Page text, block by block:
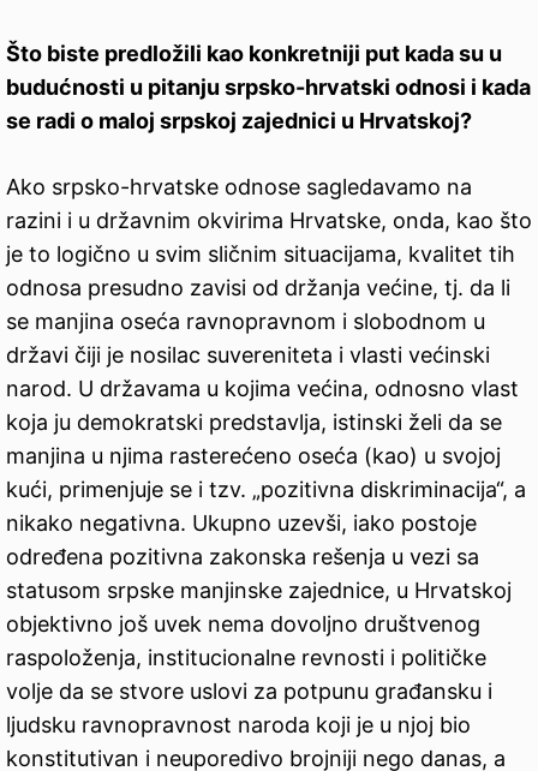
Što biste predložili kao konkretniji put kada su u
budućnosti u pitanju srpsko-hrvatski odnosi i kada
se radi o maloj srpskoj zajednici u Hrvatskoj?
Ako srpsko-hrvatske odnose sagledavamo na
razini i u državnim okvirima Hrvatske, onda, kao što
je to logično u svim sličnim situacijama, kvalitet tih
odnosa presudno zavisi od držanja većine, tj. da li
se manjina oseća ravnopravnom i slobodnom u
državi čiji je nosilac suvereniteta i vlasti većinski
narod. U državama u kojima većina, odnosno vlast
koja ju demokratski predstavlja, istinski želi da se
manjina u njima rasterećeno oseća (kao) u svojoj
kući, primenjuje se i tzv. „pozitivna diskriminacija“, a
nikako negativna. Ukupno uzevši, iako postoje
određena pozitivna zakonska rešenja u vezi sa
statusom srpske manjinske zajednice, u Hrvatskoj
objektivno još uvek nema dovoljno društvenog
raspoloženja, institucionalne revnosti i političke
volje da se stvore uslovi za potpunu građansku i
ljudsku ravnopravnost naroda koji je u njoj bio
konstitutivan i neuporedivo brojniji nego danas, a